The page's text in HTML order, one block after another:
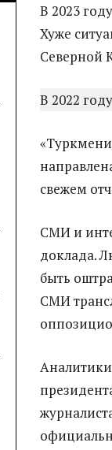
В 2023
Хуже
Северной
В 2022
свежем
СМИ и
доклада.
быть
СМИ
Аналитики